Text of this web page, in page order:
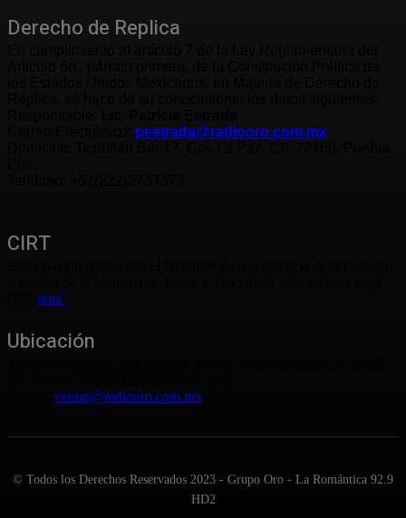
Derecho de Replica
pestrada@radiooro.com.mx
CIRT
aquí.
Ubicación
ventas@radiooro.com.mx
© Todos los Derechos Reservados 2023 - Grupo Oro - La Romántica 92.9
HD2